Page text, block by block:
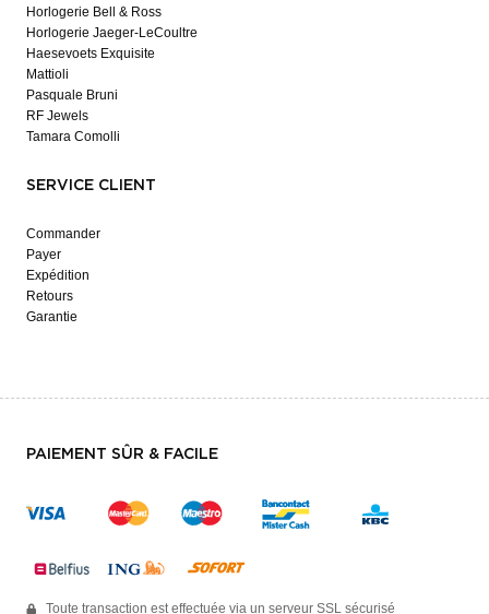
Horlogerie Bell & Ross
Horlogerie Jaeger-LeCoultre
Haesevoets Exquisite
Mattioli
Pasquale Bruni
RF Jewels
Tamara Comolli
SERVICE CLIENT
Commander
Payer
Expédition
Retours
Garantie
PAIEMENT SÛR & FACILE
Toute transaction est effectuée via un serveur SSL sécurisé